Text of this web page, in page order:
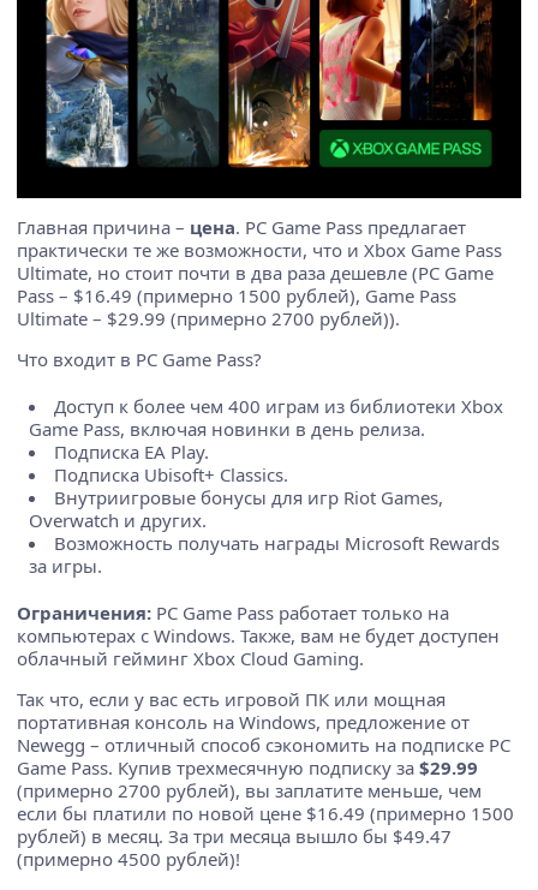
Главная причина – цена. PC Game Pass предлагает
практически те же возможности, что и Xbox Game Pass
Ultimate, но стоит почти в два раза дешевле (PC Game
Pass – $16.49 (примерно 1500 рублей), Game Pass
Ultimate – $29.99 (примерно 2700 рублей)).
Что входит в PC Game Pass?
Доступ к более чем 400 играм из библиотеки Xbox
Game Pass, включая новинки в день релиза.
Подписка EA Play.
Подписка Ubisoft+ Classics.
Внутриигровые бонусы для игр Riot Games,
Overwatch и других.
Возможность получать награды Microsoft Rewards
за игры.
Ограничения: PC Game Pass работает только на
компьютерах с Windows. Также, вам не будет доступен
облачный гейминг Xbox Cloud Gaming.
Так что, если у вас есть игровой ПК или мощная
портативная консоль на Windows, предложение от
Newegg – отличный способ сэкономить на подписке PC
Game Pass. Купив трехмесячную подписку за $29.99
(примерно 2700 рублей), вы заплатите меньше, чем
если бы платили по новой цене $16.49 (примерно 1500
рублей) в месяц. За три месяца вышло бы $49.47
(примерно 4500 рублей)!